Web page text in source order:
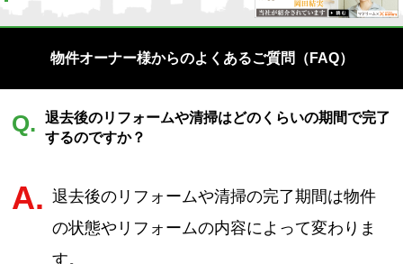
物件オーナー様からのよくあるご質問（FAQ）
Q.
退去後のリフォームや清掃はどのくらいの期間で完了
するのですか？
A. 退去後のリフォームや清掃の完了期間は物件
の状態やリフォームの内容によって変わりま
す。